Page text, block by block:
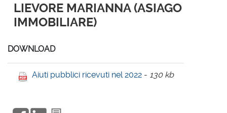
LIEVORE MARIANNA (ASIAGO
IMMOBILIARE)
DOWNLOAD
Aiuti pubblici ricevuti nel 2022 - 130 kb